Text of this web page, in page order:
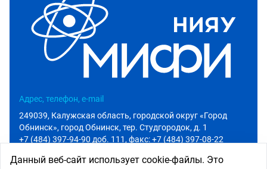
Адрес, телефон, e-mail
249039, Калужская область, городской округ «Город
Обнинск», город Обнинск, тер. Студгородок, д. 1
+7 (484) 397-94-90 доб. 111, факс: +7 (484) 397-08-22
Данный веб-сайт использует cookie-файлы. Это